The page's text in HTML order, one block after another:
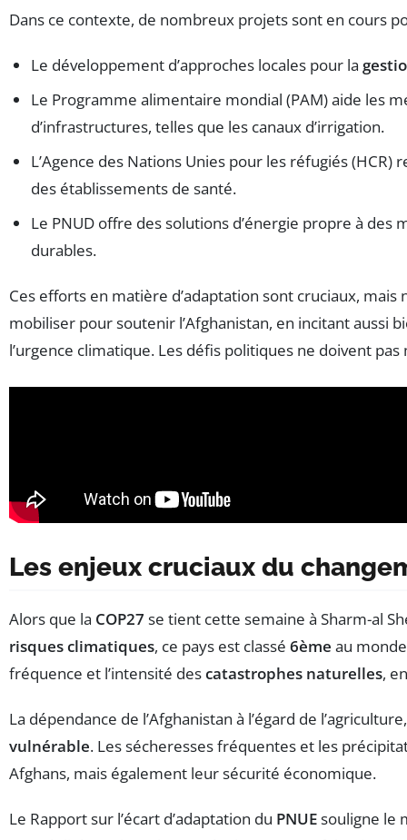
Dans ce contexte, de nombreux projets sont en cours
Le développement d’approches locales pour la
Le Programme alimentaire mondial (PAM) aide les
d’infrastructures, telles que les canaux d’irrigation.
L’Agence des Nations Unies pour les réfugiés
des établissements de santé.
Le PNUD offre des solutions d’énergie propre à
durables.
Ces efforts en matière d’adaptation sont cruciaux,
mobiliser pour soutenir l’Afghanistan, en incitant aussi
l’urgence climatique. Les défis politiques ne doivent
Les enjeux cruciaux du
Alors que la COP27 se tient cette semaine à Sharm-al
risques climatiques, ce pays est classé 6ème au
fréquence et l’intensité descatastrophes naturelles,
La dépendance de l’Afghanistan à l’égard de
vulnérable. Les sécheresses fréquentes et les
Afghans, mais également leur sécurité économique.
Le Rapport sur l’écart d’adaptation du PNUEsouligne le